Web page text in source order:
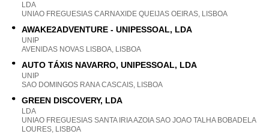
LDA
UNIAO FREGUESIAS CARNAXIDE QUEIJAS OEIRAS, LISBOA
AWAKE2ADVENTURE - UNIPESSOAL, LDA
UNIP
AVENIDAS NOVAS LISBOA, LISBOA
AUTO TÁXIS NAVARRO, UNIPESSOAL, LDA
UNIP
SAO DOMINGOS RANA CASCAIS, LISBOA
GREEN DISCOVERY, LDA
LDA
UNIAO FREGUESIAS SANTA IRIA AZOIA SAO JOAO TALHA BOBADELA
LOURES, LISBOA